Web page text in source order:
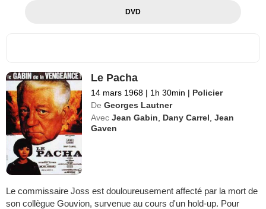
DVD
Le Pacha
14 mars 1968 | 1h 30min | Policier
De Georges Lautner
Avec Jean Gabin Dany Carrel ,Jean
Gaven
Le commissaire Joss est douloureusement affecté par la mort de
son collègue Gouvion, survenue au cours d'un hold-up. Pour